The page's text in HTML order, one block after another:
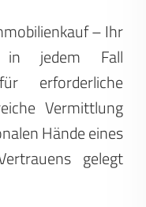
– Ihr
in jedem Fall
erforderliche
Vermittlung
Hände eines
gelegt